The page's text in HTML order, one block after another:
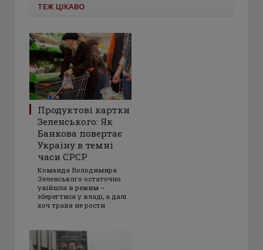
ТЕЖ ЦІКАВО
Продуктові картки
Зеленського: Як
Банкова повертає
Україну в темні
часи СРСР
Команда Володимира
Зеленського остаточно
увійшла в режим –
зберегтися у владі, а далі
хоч трава не рости